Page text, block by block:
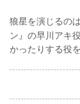
狼星を演じるのは
ン』の早川アキ
かったりする役